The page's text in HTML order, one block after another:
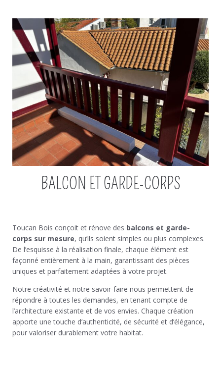
BALCON ET GARDE-CORPS
Toucan Bois conçoit et rénove des balcons et garde-
corps sur mesure, qu’ils soient simples ou plus complexes.
De l’esquisse à la réalisation finale, chaque élément est
façonné entièrement à la main, garantissant des pièces
uniques et parfaitement adaptées à votre projet.
Notre créativité et notre savoir-faire nous permettent de
répondre à toutes les demandes, en tenant compte de
l’architecture existante et de vos envies. Chaque création
apporte une touche d’authenticité, de sécurité et d’élégance,
pour valoriser durablement votre habitat.